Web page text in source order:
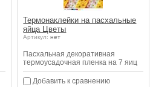
Термонаклейки на пасхальные
яйца Цветы
Артикул: нет
Пасхальная декоративная
термоусадочная пленка на 7 яиц
Добавить к сравнению